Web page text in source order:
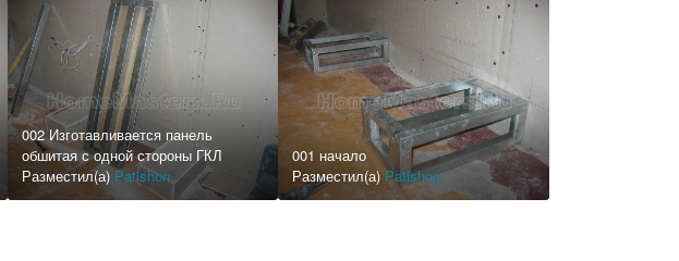
002 Изготавливается панель
обшитая с одной стороны ГКЛ
Разместил(а) Patishon
001 начало
Разместил(а) Patishon